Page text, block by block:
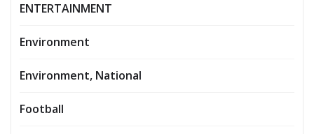
ENTERTAINMENT
Environment
Environment, National
Football